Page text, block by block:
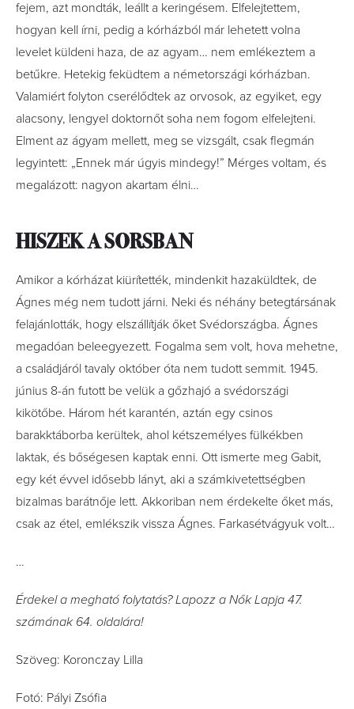
fejem, azt mondták, leállt a keringésem. Elfelejtettem,
hogyan kell írni, pedig a kórházból már lehetett volna
levelet küldeni haza, de az agyam… nem emlékeztem a
betűkre. Hetekig feküdtem a németországi kórházban.
Valamiért folyton cserélődtek az orvosok, az egyiket, egy
alacsony, lengyel doktornőt soha nem fogom elfelejteni.
Elment az ágyam mellett, meg se vizsgált, csak flegmán
legyintett: „Ennek már úgyis mindegy!” Mérges voltam, és
megalázott: nagyon akartam élni…
HISZEK A SORSBAN
Amikor a kórházat kiürítették, mindenkit hazaküldtek, de
Ágnes még nem tudott járni. Neki és néhány betegtársának
felajánlották, hogy elszállítják őket Svédországba. Ágnes
megadóan beleegyezett. Fogalma sem volt, hova mehetne,
a családjáról tavaly október óta nem tudott semmit. 1945.
június 8-án futott be velük a gőzhajó a svédországi
kikötőbe. Három hét karantén, aztán egy csinos
barakktáborba kerültek, ahol kétszemélyes fülkékben
laktak, és bőségesen kaptak enni. Ott ismerte meg Gabit,
egy két évvel idősebb lányt, aki a számkivetettségben
bizalmas barátnője lett. Akkoriban nem érdekelte őket más,
csak az étel, emlékszik vissza Ágnes. Farkasétvágyuk volt…
…
Érdekel a megható folytatás? Lapozz a Nők Lapja 47.
számának 64. oldalára!
Szöveg: Koronczay Lilla
Fotó: Pályi Zsófia